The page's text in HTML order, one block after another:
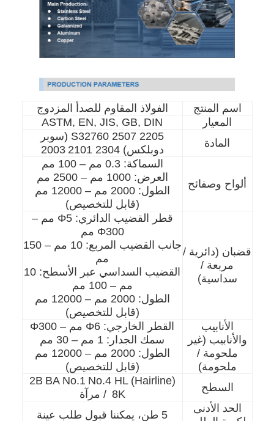
اسم المنتج
الفولاذ المقاوم للصدأ المزدوج
المعيار
ASTM, EN, JIS, GB, DIN
المادة
2205 2507 S32760 (سوبر
دوبلكس) 2304 2101
2003
ألواح وصفائح
السماكة: 0.3 مم – 100 مم
العرض: 1000 مم – 2500 مم
الطول: 2000 مم – 12000 مم
(قابل للتخصيص)
قضبان (دائرية /
مربعة /
سداسية)
قطر القضيب الدائري: Φ5 مم –
Φ300 مم
جانب القضيب المربع: 10 مم – 150
مم
القضيب السداسي عبر الأسطح: 10
مم – 100 مم
الطول: 2000 مم – 12000 مم
(قابل للتخصيص)
الأنابيب
والأنابيب (غير
ملحومة /
ملحومة)
القطر الخارجي: Φ6 مم – Φ300
سمك الجدار: 1 مم – 30 مم
الطول: 2000 مم – 12000 مم
(قابل للتخصيص)
السطح
2B BA No.1 No.4 HL (Hairline)
8K / مرآة
الحد الأدنى
5 طن، يمكننا قبول طلب عينة